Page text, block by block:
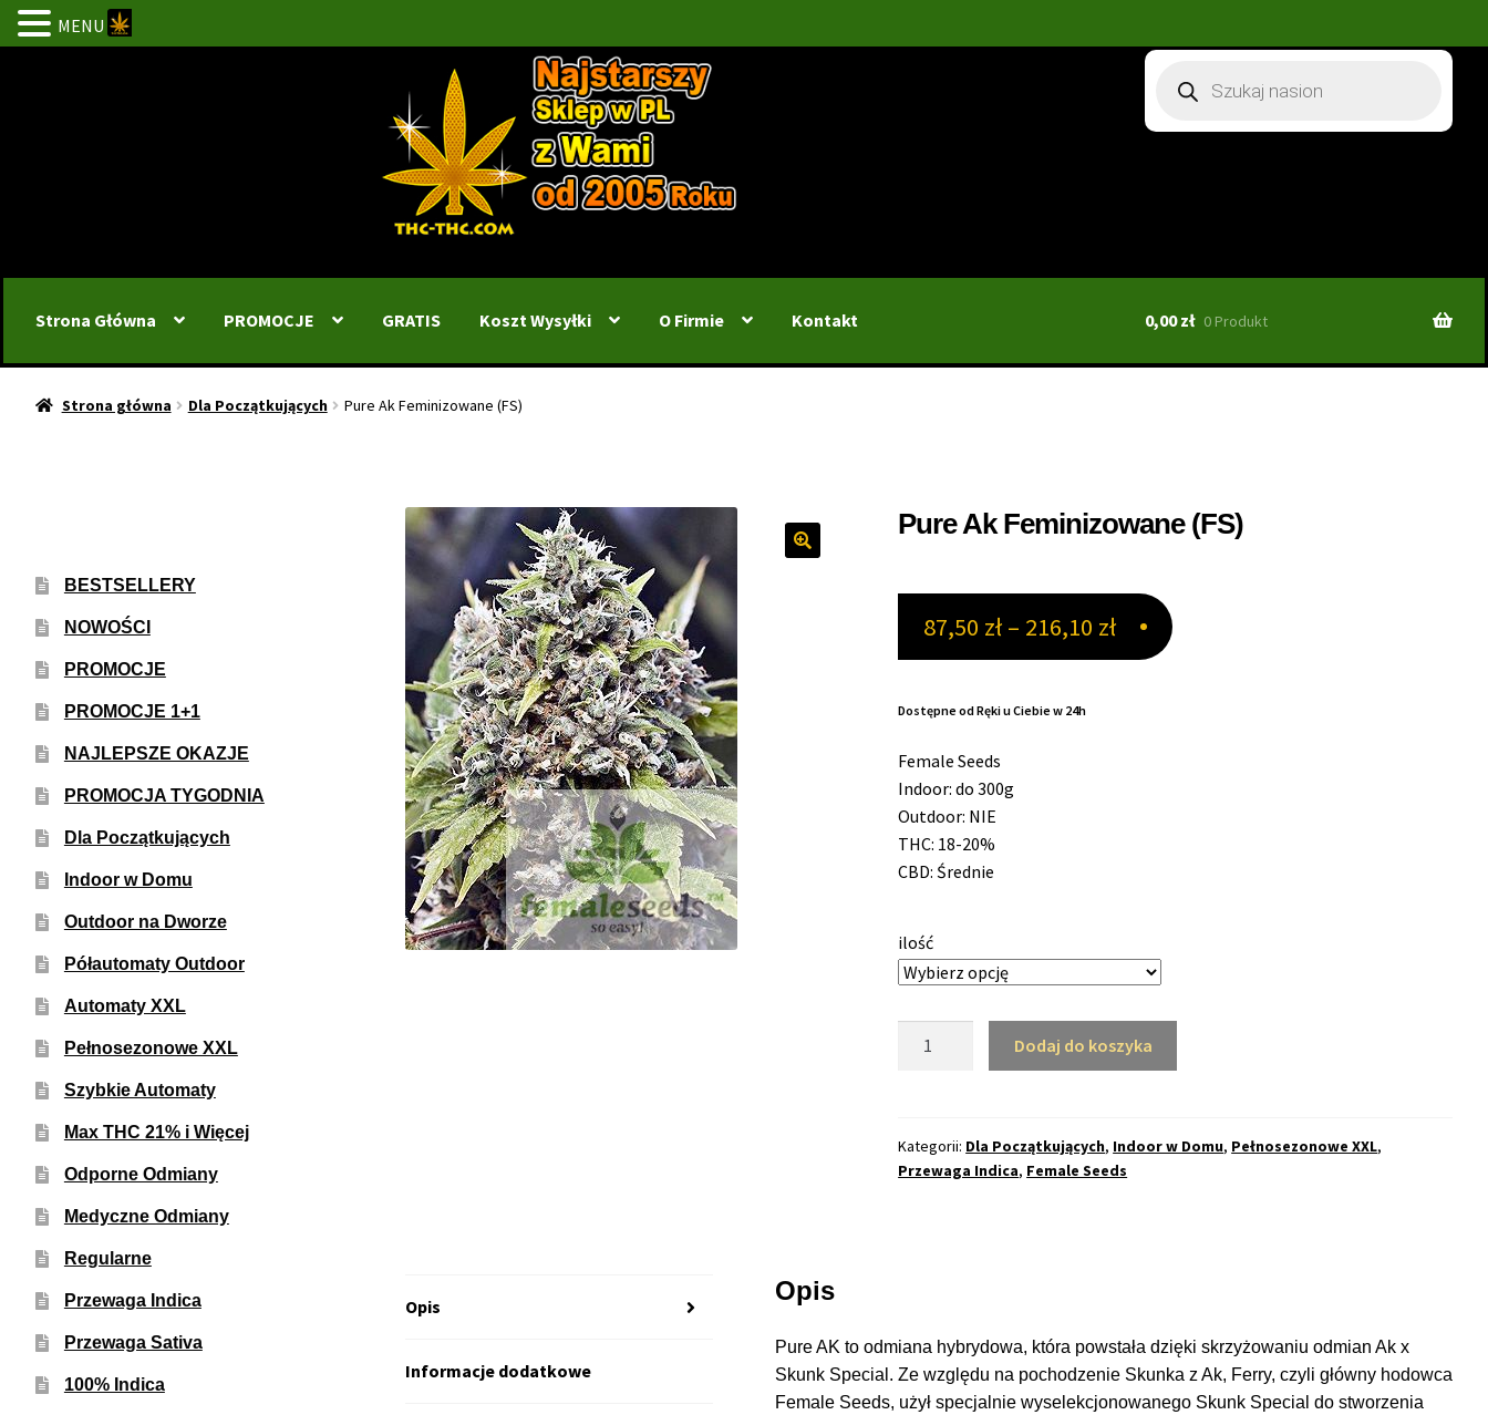
produktów
Strona Główna PROMOCJE GRATIS Koszt Wysyłki O Firmie Kontakt 0,00zł 0 Produkt
Strona główna Dla Początkujących Pure Ak Feminizowane (FS)
Pure Ak Feminizowane (FS)
87,50 zł – 216,10 złZakres
cen:
Dostępne od Ręki u Ciebie w 24h
Female Seeds
Indoor: do 300g
Outdoor: NIE
THC: 18-20%
CBD: Średnie
ilość
(FS)
Dodaj do koszyka
Kategorii: Dla Początkujących, Indoor w Domu, Pełnosezonowe XXL,
Przewaga Indica, Female Seeds
Opis
Informacje dodatkowe
Opis
Pure AK to odmiana hybrydowa, która powstała dzięki skrzyżowaniu odmian Ak x
Skunk Special. Ze względu na pochodzenie Skunka z Ak, Ferry, czyli główny hodowca
Female Seeds, użył specjalnie wyselekcjonowanego Skunk Special do stworzenia
BESTSELLERY
NOWOŚCI
PROMOCJE
PROMOCJE 1+1
NAJLEPSZE OKAZJE
PROMOCJA TYGODNIA
Dla Początkujących
Indoor w Domu
Outdoor na Dworze
Półautomaty Outdoor
Automaty XXL
Pełnosezonowe XXL
Szybkie Automaty
Max THC 21% i Więcej
Odporne Odmiany
Medyczne Odmiany
Regularne
Przewaga Indica
Przewaga Sativa
100% Indica
MENU